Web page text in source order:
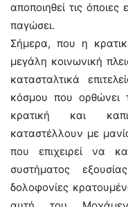
αποποιηθεί τις
παγώσει.
Σήμερα, που η
μεγάλη κοινωνική
κατασταλτικά
κόσμου που ορθώνει
κρατική και
καταστέλλουν με
που επιχειρεί να
συστήματος
δολοφονίες